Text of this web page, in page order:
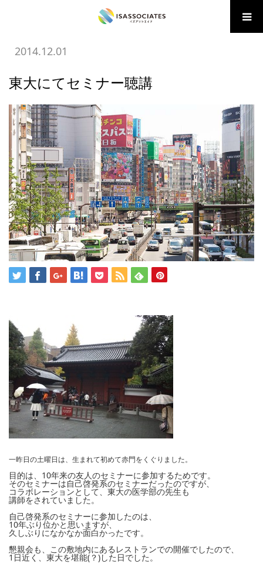
01日常のコメント 東大にてセミナー聴講
2014.12.01
東大にてセミナー聴講
一昨日の土曜日は、生まれて初めて赤門をくぐりました。
目的は、10年来の友人のセミナーに参加するためです。
そのセミナーは自己啓発系のセミナーだったのですが、
コラボレーションとして、東大の医学部の先生も
講師をされていました。
自己啓発系のセミナーに参加したのは、
10年ぶり位かと思いますが、
久しぶりになかなか面白かったです。
懇親会も、この敷地内にあるレストランでの開催でしたので、
1日近く、東大を堪能(？)した日でした。